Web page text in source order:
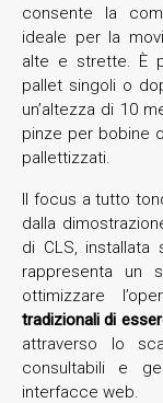
consente la
ideale per la
alte e strette. È
pallet singoli o
un’altezza di 10
pinze per bobine
pallettizzati.
Il focus a tutto
dalla
di CLS, installata
rappresenta un
ottimizzare
tradizionali di
attraverso lo
consultabili e
interfacce web.